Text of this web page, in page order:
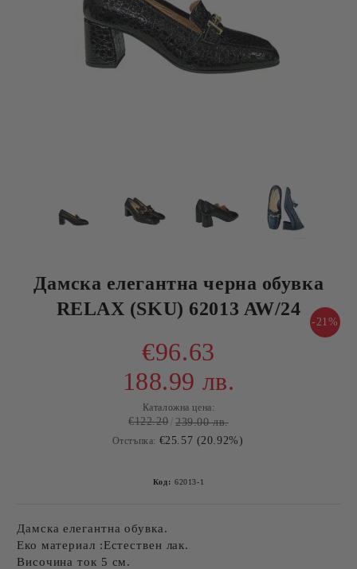
Дамска елегантна черна обувка
RELAX (SKU) 62013 AW/24
-21%
€96.63
188.99 лв.
Каталожна цена:
€122.20 239.00 лв.
Отстъпка: €25.57 (20.92%)
Код: 62013-1
Дамска елегантна обувка.
Еко материал :Естествен лак.
Височина ток 5 см.